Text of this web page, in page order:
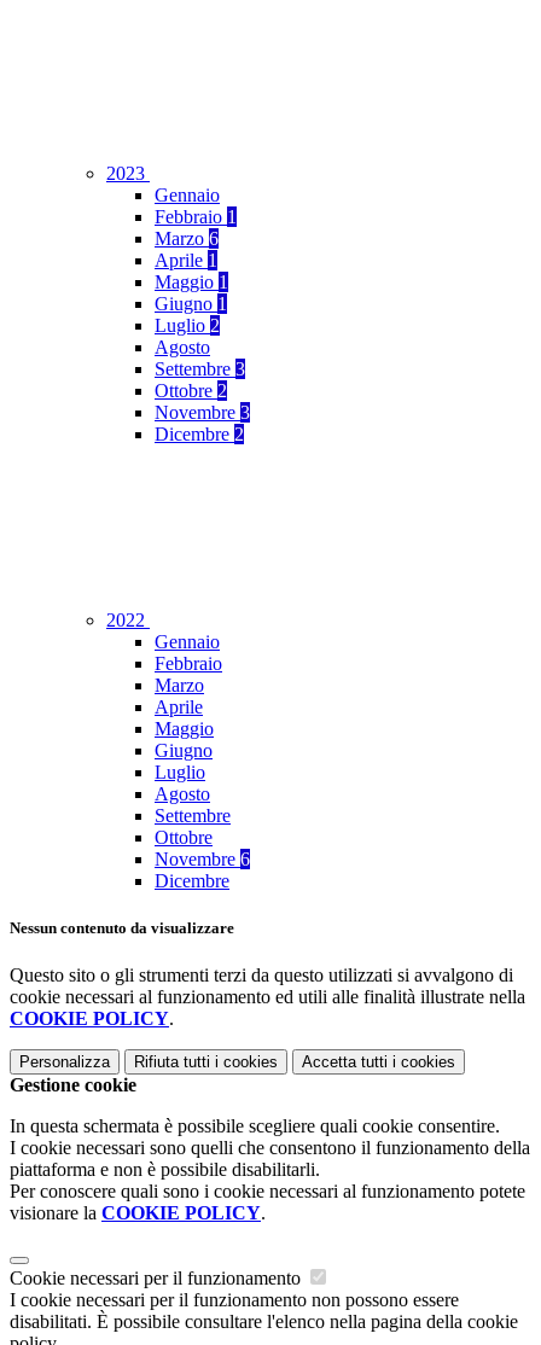
2023
Gennaio
Febbraio 1
Marzo 6
Aprile 1
Maggio 1
Giugno 1
Luglio 2
Agosto
Settembre 3
Ottobre 2
Novembre 3
Dicembre 2
2022
Gennaio
Febbraio
Marzo
Aprile
Maggio
Giugno
Luglio
Agosto
Settembre
Ottobre
Novembre 6
Dicembre
Nessun contenuto da visualizzare
Questo sito o gli strumenti terzi da questo utilizzati si avvalgono di
cookie necessari al funzionamento ed utili alle finalità illustrate nella
COOKIE POLICY.
Personalizza Rifiuta tutti i cookies Accetta tutti i cookies
Gestione cookie
In questa schermata è possibile scegliere quali cookie consentire.
I cookie necessari sono quelli che consentono il funzionamento della
piattaforma e non è possibile disabilitarli.
Per conoscere quali sono i cookie necessari al funzionamento potete
visionare la COOKIE POLICY.
Cookie necessari per il funzionamento
I cookie necessari per il funzionamento non possono essere
disabilitati. È possibile consultare l'elenco nella pagina della cookie